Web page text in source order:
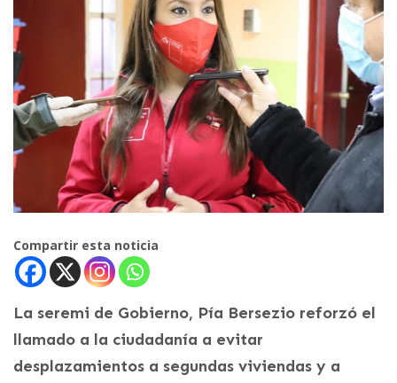
Compartir esta noticia
La seremi de Gobierno, Pía Bersezio reforzó el
llamado a la ciudadanía a evitar
desplazamientos a segundas viviendas y a